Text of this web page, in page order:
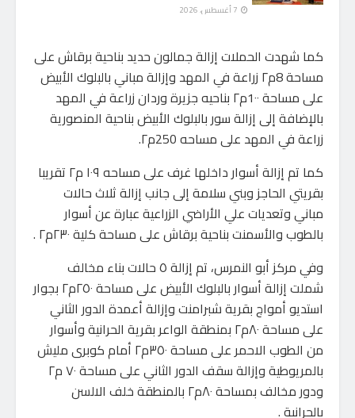
كما شهدت الحملات إزالة جمالون حديد بناحية برقاش على
مساحة 8م٢ زراعة في المهد وإزالة مباني بالبلوك الأبيض
على مساحة 1٠٠م٢ بناحيه جزيرة وردان زراعة في المهد
بالإضافة إلى إزالة سور بالبلوك الأبيض بناحية المنصورية
زراعة في المهد على مساحه 250م٢.
كما تم إزالة أسوار داخلها غرف على مساحه ١٠٩ م٢ تقريبا
بقريتي الحاجز وبني سلامة إلى جانب إزالة ثلاث حالات
مباني وتعديات علي الأراضي الزراعية عبارة عن أسوار
بالطوب والأسمنت بناحية برقاش على مساحة كلية ٢٣٠م٢ .
وفي مركز أبو النمرس، تم إزالة ٥ حالات بناء مخالف
شملت إزالة أسوار بالبلوك الأبيض على مساحة ٢٥٠م٢ بجوار
استديو أمواج بقرية شبرامنت وإزالة أعمدة الدور الثاني
على مساحة ٨٠م٢ بمنطقة الواعر بقرية الحرانية وأسوار
من الطوب الاحمر على مساحة ٣٥٠م٢ أمام كوبرى مليش
بالمريوطية وإزالة سقف الدور الثاني على مساحة ٧٠ م٢
ودور مخالف بمساحة ٨٠م٢ بالمنطقة خلف الالسن
بالحرانية .